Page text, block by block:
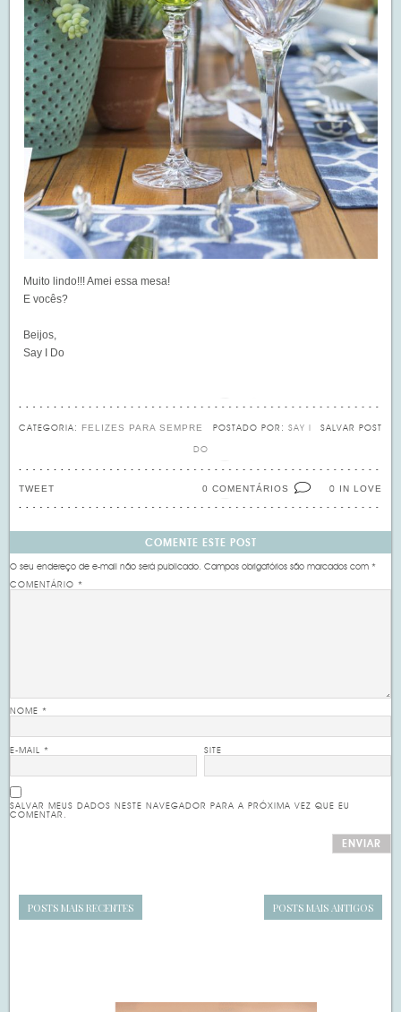
Muito lindo!!! Amei essa mesa!
E vocês?
Beijos,
Say I Do
CATEGORIA: FELIZES PARA SEMPRE SALVAR POST
POSTADO POR: SAY I
DO
0 IN LOVE
0 COMENTÁRIOS
TWEET
COMENTE ESTE POST
O seu endereço de e-mail não será publicado. Campos obrigatórios são marcados com*
COMENTÁRIO*
NOME*
E-MAIL* SITE
SALVAR MEUS DADOS NESTE NAVEGADOR PARA A PRÓXIMA VEZ QUE EU
COMENTAR.
POSTS MAIS RECENTES POSTS MAIS ANTIGOS